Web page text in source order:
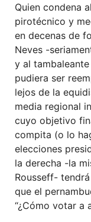
Quien condena
pirotécnico y
en decenas de
Neves -
y al
pudiera ser
lejos de la
media regional
cuyo objetivo
compita (o lo
elecciones
la derecha -la
Rousseff-
que el
“¿Cómo votar a